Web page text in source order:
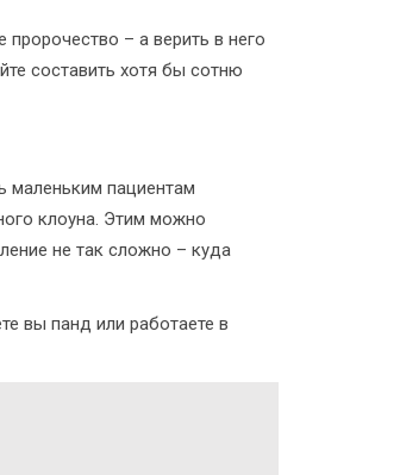
– а верить в него
составить хотя бы сотню
маленьким пациентам
клоуна. Этим можно
не так сложно – куда
вы панд или работаете в